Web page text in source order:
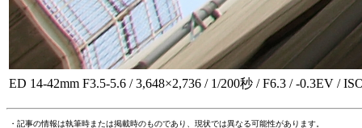
ED 14-42mm F3.5-5.6 / 3,648×2,736 / 1/200秒 / F6.3 / -0.3EV /
・記事の情報は執筆時または掲載時のものであり、現状では異なる可能性があります。